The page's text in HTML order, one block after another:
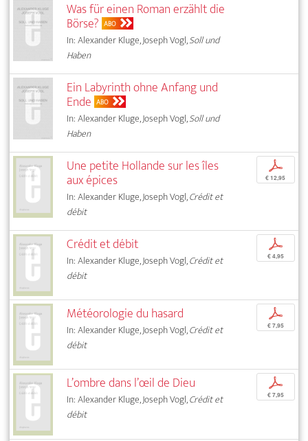
Was für einen Roman erzählt die
Börse? ABO
In: Alexander Kluge, Joseph Vogl,Soll und
Haben
Ein Labyrinth ohne Anfang und
Ende ABO
In: Alexander Kluge, Joseph Vogl,Soll und
Haben
Une petite Hollande sur les îles
aux épices
In: Alexander Kluge, Joseph Vogl,Crédit et
débit
p
€ 12,95
Crédit et débit
In: Alexander Kluge, Joseph Vogl,Crédit et
débit
p
€ 4,95
Météorologie du hasard
In: Alexander Kluge, Joseph Vogl,Crédit et
débit
p
€ 7,95
L’ombre dans l’œil de Dieu
In: Alexander Kluge, Joseph Vogl,Crédit et
débit
p
€ 7,95